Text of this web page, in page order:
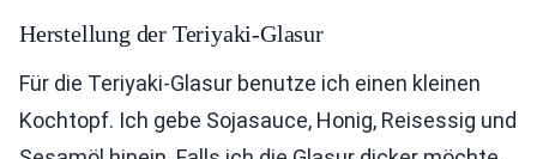
Herstellung der Teriyaki-Glasur
Für die Teriyaki-Glasur benutze ich einen kleinen
Kochtopf. Ich gebe Sojasauce, Honig, Reisessig und